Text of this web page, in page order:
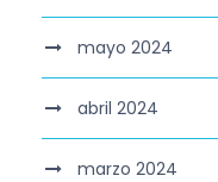
mayo 2024
abril 2024
marzo 2024